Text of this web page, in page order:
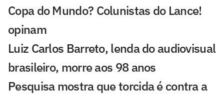
Copa do Mundo? Colunistas do Lance!
opinam
Luiz Carlos Barreto, lenda do audiovisual
brasileiro, morre aos 98 anos
Pesquisa mostra que torcida é contra a